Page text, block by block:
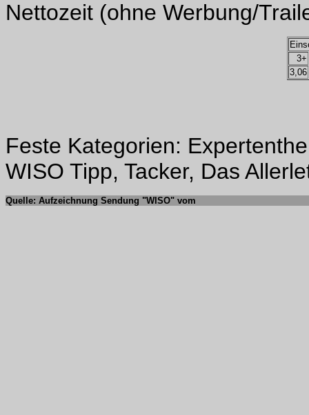
Nettozeit (ohne Werbung/
3+
3,06
Feste Kategorien:
WISO Tipp, Tacker, Das
Quelle: Aufzeichnung Sendung "WISO" vom